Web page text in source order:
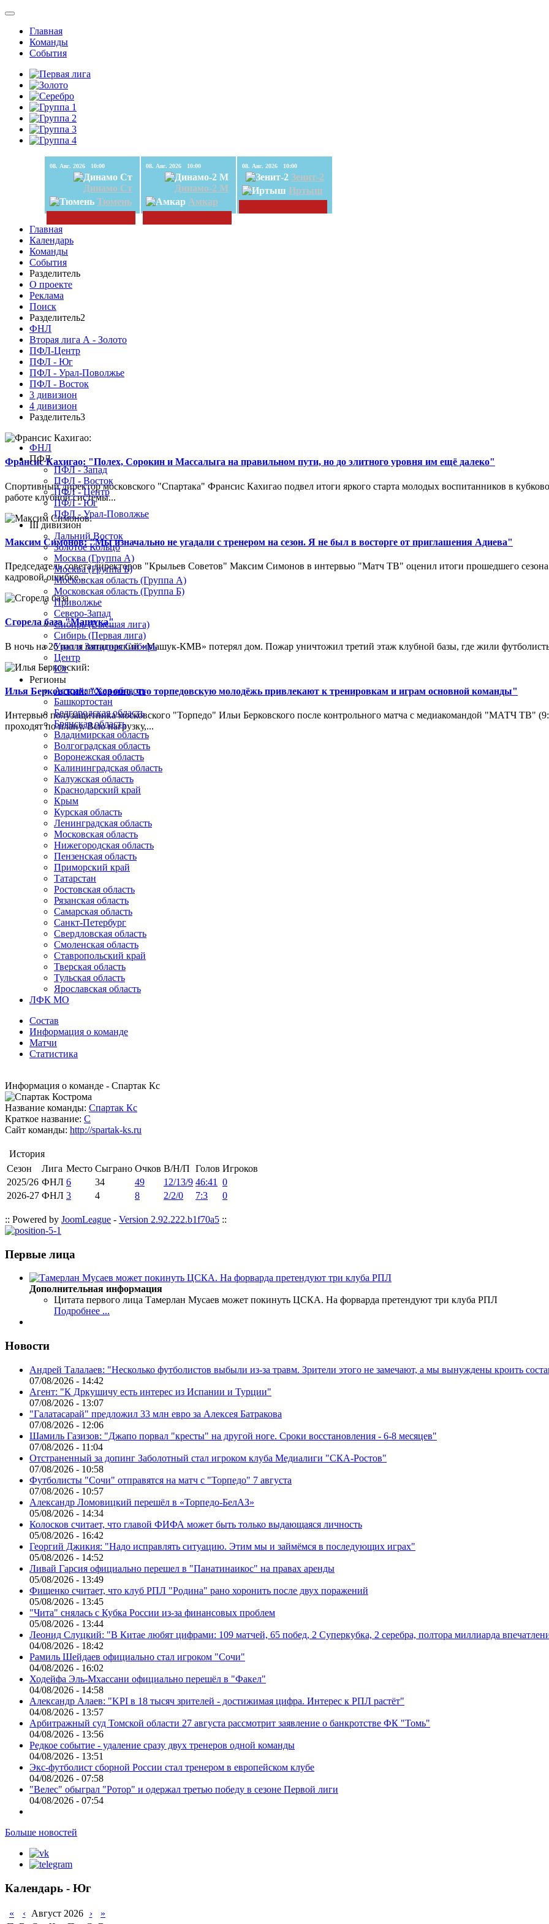
Главная
Команды
События
08. Авг. 2026 10:00
Динамо Ст
Тюмень
08. Авг. 2026 10:00
Динамо-2 М
Амкар
08. Авг. 2026 10:00
Зенит-2
Иртыш
Главная
Календарь
Команды
События
Разделитель
О проекте
Реклама
Поиск
Разделитель2
ФНЛ
Вторая лига А - Золото
ПФЛ-Центр
ПФЛ - Юг
ПФЛ - Урал-Поволжье
ПФЛ - Восток
3 дивизион
4 дивизион
Разделитель3
Франсис Кахигао: "Полех, Сорокин и Массалыга на правильном пути, но до элитного уровня им ещё далеко"
Спортивный директор московского "Спартака" Франсис Кахигао подвел итоги яркого старта молодых воспитанников в
работе клубной системы...
Максим Симонов: "Мы изначально не угадали с тренером на сезон. Я не был в восторге от приглашения Адиева"
Председатель совета директоров "Крыльев Советов" Максим Симонов в интервью "Матч ТВ" оценил итоги прошедшего сезона
кадровой ошибке...
Сгорела база "Машука"
В ночь на 26 июля пятигорский «Машук-КМВ» потерял дом. Пожар уничтожил третий этаж клубной базы, где жили
Илья Берковский: "Хорошо, что торпедовскую молодёжь привлекают к тренировкам и играм основной команды"
Интервью полузащитника московского "Торпедо" Ильи Берковского после контрольного матча с медиакомандой "МАТЧ ТВ"
проходят по плану. Всю нагрузку,...
ФНЛ
ПФЛ
ПФЛ - Запад
ПФЛ - Восток
ПФЛ - Центр
ПФЛ - Юг
ПФЛ - Урал-Поволжье
III дивизион
Дальний Восток
Золотое Кольцо
Москва (Группа А)
Москва (Группа Б)
Московская область (Группа А)
Московская область (Группа Б)
Приволжье
Северо-Запад
Сибирь (Высшая лига)
Сибирь (Первая лига)
Урал и Западная Сибирь
Центр
Юг
Регионы
Астраханская область
Башкортостан
Белгородская область
Брянская область
Владимирская область
Волгоградская область
Воронежская область
Калининградская область
Калужская область
Краснодарский край
Крым
Курская область
Ленинградская область
Московская область
Нижегородская область
Пензенская область
Приморский край
Татарстан
Ростовская область
Рязанская область
Самарская область
Санкт-Петербург
Свердловская область
Смоленская область
Ставропольский край
Тверская область
Тульская область
Ярославская область
ЛФК МО
Состав
Информация о команде
Матчи
Статистика
Информация о команде - Спартак Кс
Название команды: Спартак Кс
Краткое название: С
Сайт команды: http://spartak-ks.ru
История
Сезон
Лига Место Сыграно Очков В/Н/П Голов Игроков
2025/26 ФНЛ 6 34 49 12/13/9 46:41
0
2026-27 ФНЛ 3 4 8 2/2/0 7:3 0
:: Powered by JoomLeague - Version 2.92.222.b1f70a5 ::
Первые лица
Дополнительная информация
Цитата первого лица Тамерлан Мусаев может покинуть ЦСКА. На форварда претендуют три клуба РПЛ
Подробнее ...
Новости
Андрей Талалаев: "Несколько футболистов выбыли из-за травм. Зрители этого не замечают, а мы вынуждены кроить
07/08/2026 - 14:42
Агент: "К Дркушичу есть интерес из Испании и Турции"
07/08/2026 - 13:07
"Галатасарай" предложил 33 млн евро за Алексея Батракова
07/08/2026 - 12:06
Шамиль Газизов: "Джапо порвал "кресты" на другой ноге. Сроки восстановления - 6-8 месяцев"
07/08/2026 - 11:04
Отстраненный за допинг Заболотный стал игроком клуба Медиалиги "СКА-Ростов"
07/08/2026 - 10:58
Футболисты "Сочи" отправятся на матч с "Торпедо" 7 августа
07/08/2026 - 10:57
Александр Ломовицкий перешёл в «Торпедо-БелАЗ»
05/08/2026 - 14:34
Колосков считает, что главой ФИФА может быть только выдающаяся личность
05/08/2026 - 16:42
Георгий Джикия: "Надо исправлять ситуацию. Этим мы и займёмся в последующих играх"
05/08/2026 - 14:52
Ливай Гарсия официально перешел в "Панатинаикос" на правах аренды
05/08/2026 - 13:49
Фищенко считает, что клуб РПЛ "Родина" рано хоронить после двух поражений
05/08/2026 - 13:45
"Чита" снялась с Кубка России из-за финансовых проблем
05/08/2026 - 13:44
Леонид Слуцкий: "В Китае любят цифрами: 109 матчей, 65 побед, 2 Суперкубка, 2 серебра, полтора миллиарда
04/08/2026 - 18:42
Рамиль Шейдаев официально стал игроком "Сочи"
04/08/2026 - 16:02
Ходейфа Эль-Мхассани официально перешёл в "Факел"
04/08/2026 - 14:58
Александр Алаев: "KPI в 18 тысяч зрителей - достижимая цифра. Интерес к РПЛ растёт"
04/08/2026 - 13:57
Арбитражный суд Томской области 27 августа рассмотрит заявление о банкротстве ФК "Томь"
04/08/2026 - 13:56
Редкое событие - удаление сразу двух тренеров одной команды
04/08/2026 - 13:51
Экс-футболист сборной России стал тренером в европейском клубе
04/08/2026 - 07:58
"Велес" обыграл "Ротор" и одержал третью победу в сезоне Первой лиги
04/08/2026 - 07:54
Больше новостей
Календарь - Юг
« ‹ Август 2026 ›
»